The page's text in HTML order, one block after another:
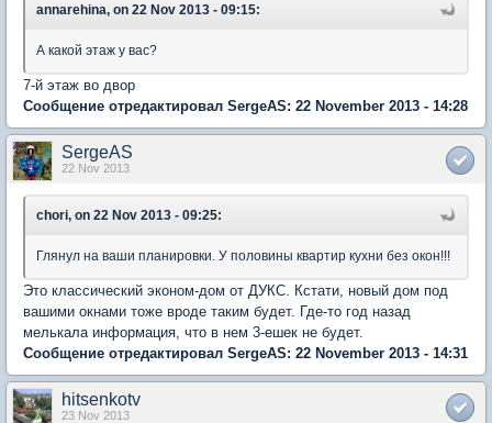
annarehina, on 22 Nov 2013 - 09:15:
А какой этаж у вас?
7-й этаж во двор
Сообщение отредактировал SergeAS: 22 November 2013 - 14:28
SergeAS
22 Nov 2013
chori, on 22 Nov 2013 - 09:25:
Глянул на ваши планировки. У половины квартир кухни без окон!!!
Это классический эконом-дом от ДУКС. Кстати, новый дом под
вашими окнами тоже вроде таким будет. Где-то год назад
мелькала информация, что в нем 3-ешек не будет.
Сообщение отредактировал SergeAS: 22 November 2013 - 14:31
hitsenkotv
23 Nov 2013